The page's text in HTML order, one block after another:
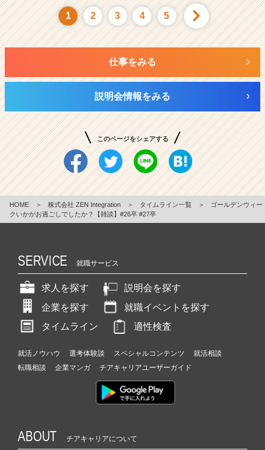
1 2 3 4 5
仕事をみる
説明会情報をみる
このページをシェアする
HOME ＞ 株式会社 ZEN Integration ＞ タイムライン一覧 ＞
ゴールデンウィー
クいかがお過ごしでしたか？【雑談】#26卒 #27卒
SERVICE 就職サービス
求人を探す
説明会を探す
企業を探す
就職イベントを探す
タイムライン
適性検査
就活ノウハウ 選考体験談 スペシャルコンテンツ
就活相談
転職相談
企業マンガ チアキャリアユーザーガイド
ABOUT チアキャリアについて